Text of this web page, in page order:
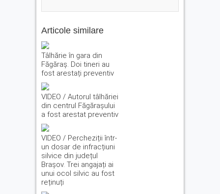
Articole similare
Tâlhărie în gara din
Făgăraș. Doi tineri au
fost arestați preventiv
VIDEO / Autorul tâlhăriei
din centrul Făgărașului
a fost arestat preventiv
VIDEO / Percheziții într-
un dosar de infracțiuni
silvice din județul
Brașov. Trei angajați ai
unui ocol silvic au fost
reținuți